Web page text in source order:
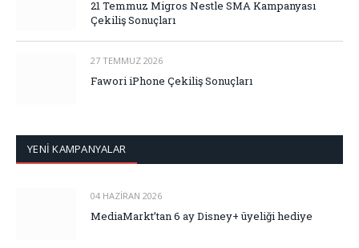
21 Temmuz Migros Nestle SMA Kampanyası
Çekiliş Sonuçları
27 TEMMUZ 2026
Fawori iPhone Çekiliş Sonuçları
YENİ KAMPANYALAR
04 HAZIRAN 2026
MediaMarkt’tan 6 ay Disney+ üyeliği hediye